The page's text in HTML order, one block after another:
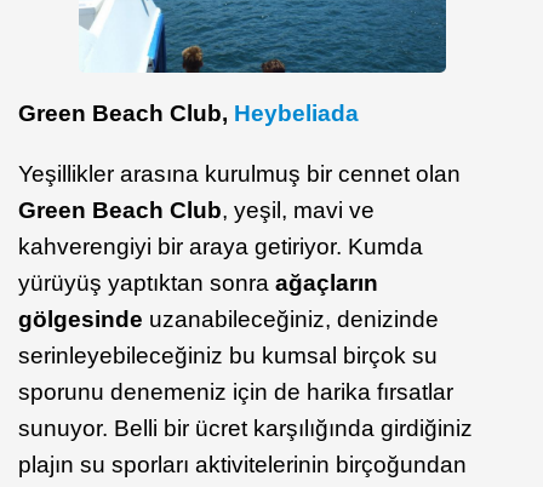
Green Beach Club, Heybeliada
Yeşillikler arasına kurulmuş bir cennet olan
Green Beach Club, yeşil, mavi ve
kahverengiyi bir araya getiriyor. Kumda
yürüyüş yaptıktan sonra ağaçların
gölgesinde uzanabileceğiniz, denizinde
serinleyebileceğiniz bu kumsal birçok su
sporunu denemeniz için de harika fırsatlar
sunuyor. Belli bir ücret karşılığında girdiğiniz
plajın su sporları aktivitelerinin birçoğundan